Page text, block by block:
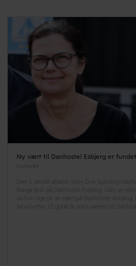
Ny vært til Danhostel Esbjerg er fundet
Nyheder
Den 1. januar afløser Sally Due Sperling
Børge Bull på Danhostel Esbjerg. Sally er
da hun lige pt. er vært på Danhostel Kolding.
farvel efter 23 gode år som værter på